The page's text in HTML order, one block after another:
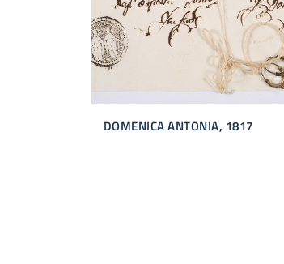
DOMENICA ANTONIA, 1817